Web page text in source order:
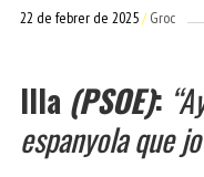
22 de febrer de 2025 Groc
Illa (PSOE):
espanyola que